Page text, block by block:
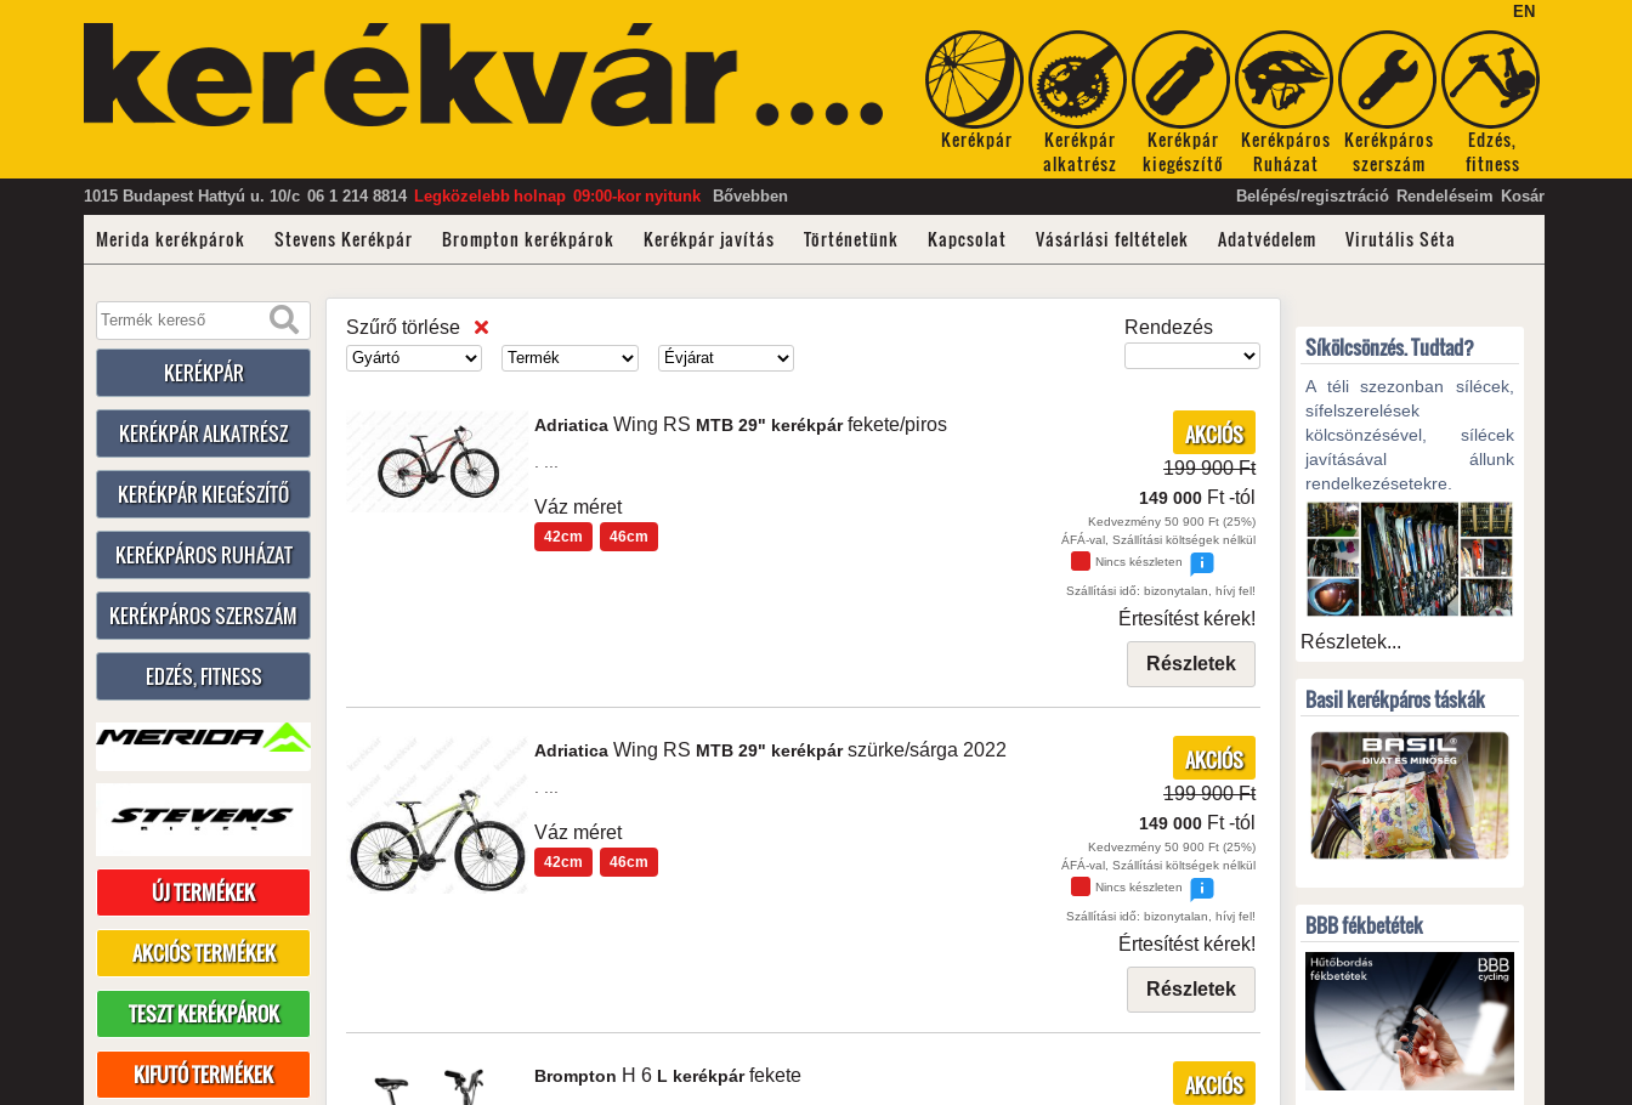
EN
Kerékpár
Kerékpár
alkatrész
Kerékpár
kiegészítő
Kerékpáros
Ruházat
Kerékpáros
szerszám
Edzés,
fitness
1015 Budapest Hattyú u. 10/c 06 1 214 8814 Legközelebb holnap 09:00-kor nyitunk Bővebben Belépés/regisztráció Rendeléseim Kosár
Merida kerékpárok Stevens Kerékpár Brompton kerékpárok Kerékpár javítás Történetünk Kapcsolat Vásárlási feltételek Adatvédelem Virutális Séta
KERÉKPÁR
KERÉKPÁR ALKATRÉSZ
KERÉKPÁR KIEGÉSZÍTŐ
KERÉKPÁROS RUHÁZAT
KERÉKPÁROS SZERSZÁM
EDZÉS, FITNESS
ÚJ TERMÉKEK
AKCIÓS TERMÉKEK
TESZT KERÉKPÁROK
KIFUTÓ TERMÉKEK
Szűrő törlése Rendezés
Adriatica Wing RS MTB 29" kerékpárfekete/piros
Váz méret
42cm 46cm
AKCIÓS
199 900 Ft
149 000 Ft -tól
Kedvezmény 50 900 Ft (25%)
ÁFÁ-val, Szállítási költségek nélkül
Nincs készleten
Szállítási idő: bizonytalan, hívj fel!
Értesítést kérek!
Részletek
Adriatica Wing RS MTB 29" kerékpárszürke/sárga 2022
Váz méret
42cm 46cm
AKCIÓS
199 900 Ft
149 000 Ft -tól
Kedvezmény 50 900 Ft (25%)
ÁFÁ-val, Szállítási költségek nélkül
Nincs készleten
Szállítási idő: bizonytalan, hívj fel!
Értesítést kérek!
Részletek
Brompton H 6 L kerékpárfekete AKCIÓS
Síkölcsönzés. Tudtad?
A téli szezonban sílécek,
sífelszerelések
kölcsönzésével, sílécek
javításával állunk
rendelkezésetekre.
Részletek...
Basil kerékpáros táskák
BBB fékbetétek